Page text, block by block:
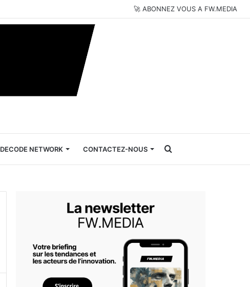
🚀 ABONNEZ VOUS A FW.MEDIA
DECODE NETWORK CONTACTEZ-NOUS Rechercher